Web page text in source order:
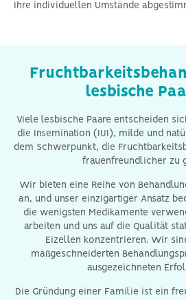
Ihre individuellen Umstände
lesbische
Viele lesbische Paare entscheiden
die Insemination (IUI), milde und
dem Schwerpunkt, die
frauenfreundlicher zu
Wir bieten eine Reihe von
an, und unser einzigartiger Ansatz
die wenigsten Medikamente
arbeiten und uns auf die Qualität
Eizellen konzentrieren. Wir
maßgeschneiderten
ausgezeichneten
Die Gründung einer Familie ist ein